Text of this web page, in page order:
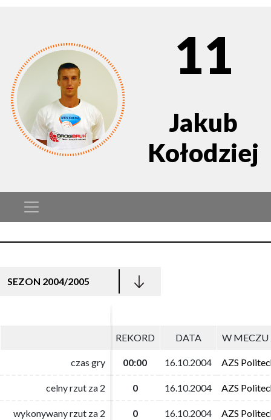
11
Jakub
Kołodziej
SEZON 2004/2005
REKORD DATA W MECZU
czas gry 00:00 16.10.2004 AZS
celny rzut za 2 0 16.10.2004 AZS
wykonywany rzut za 2 0 16.10.2004 AZS
REKORD DATA W MECZU
czas gry 00:00 16.10.2004 AZS
celny rzut za 2 0 16.10.2004 AZS
wykonywany rzut za 2 0 16.10.2004 AZS